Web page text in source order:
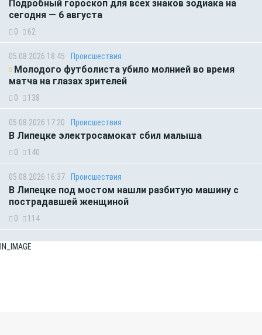
Подробный гороскоп для всех знаков зодиака на
сегодня — 6 августа
0 62
05.08.2026 18:45 Происшествия
Молодого футболиста убило молнией во время
матча на глазах зрителей
0 138
05.08.2026 17:20 Происшествия
В Липецке электросамокат сбил малыша
0 140
05.08.2026 16:37 Происшествия
В Липецке под мостом нашли разбитую машину с
пострадавшей женщиной
0 114
IN_IMAGE